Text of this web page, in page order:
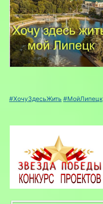
#ХочуЗдесьЖить #МойЛипецк